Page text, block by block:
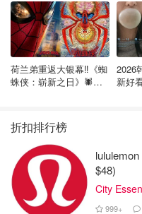
iShares Core
MSCI All
Country
World ex
Canada
Index ETF
XAW
ETF Portfolio
Vanguard
Conservative
ETF Portfolio
VCNS
* 请务必注意，回报每天
荷兰弟重返大银幕‼️《蜘
蛛侠：崭新之日》🕷️北
2026
新好
折扣排行榜
$48)
City
999+